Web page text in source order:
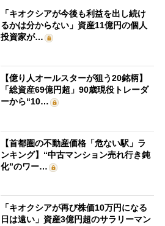
「キオクシアが今後も利益を出し続け
るかは分からない」資産11億円の個人
投資家が…
【億り人オールスターが狙う20銘柄】
「総資産69億円超」90歳現役トレーダ
ーから“10…
【首都圏の不動産価格「危ない駅」ラ
ンキング】“中古マンション売れ行き鈍
化”のワー…
「キオクシアが再び株価10万円になる
日は遠い」資産3億円超のサラリーマン